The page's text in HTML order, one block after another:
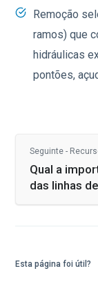
Remoção
ramos) que
hidráulicas
pontões,
Seguinte -
Qual a
das linhas
Esta página foi útil?